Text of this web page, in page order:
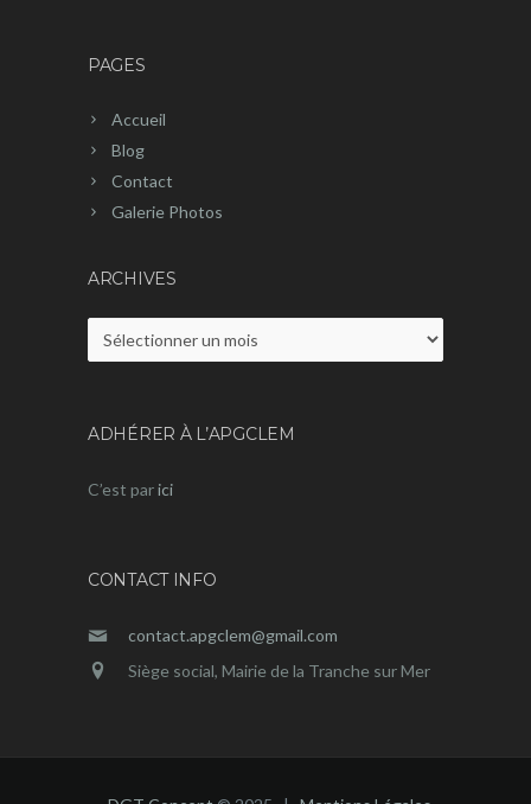
PAGES
Accueil
Blog
Contact
Galerie Photos
ARCHIVES
Archives
ADHÉRER À L’APGCLEM
C’est parici
CONTACT INFO
contact.apgclem@gmail.com
Siège social, Mairie de la Tranche sur Mer